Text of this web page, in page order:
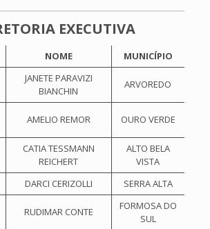
EXECUTIVA
NOME MUNICÍPIO
JANETE PARAVIZI
BIANCHIN
ARVOREDO
AMELIO REMOR OURO VERDE
CATIA TESSMANN
REICHERT
ALTO BELA
VISTA
DARCI CERIZOLLI SERRA ALTA
RUDIMAR CONTE
FORMOSA DO
SUL